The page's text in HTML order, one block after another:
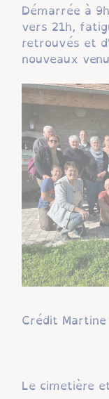
Démarrée à
vers 21h,
retrouvés et
nouveaux
Crédit
Le cimetière